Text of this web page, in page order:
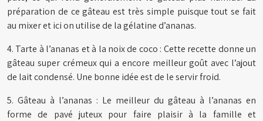
préparation de ce gâteau est très simple puisque tout se fait
au mixer et ici on utilise de la gélatine d’ananas.
4. Tarte à l’ananas et à la noix de coco : Cette recette donne un
gâteau super crémeux qui a encore meilleur goût avec l’ajout
de lait condensé. Une bonne idée est de le servir froid.
5. Gâteau à l’ananas : Le meilleur du gâteau à l’ananas en
forme de pavé juteux pour faire plaisir à la famille et